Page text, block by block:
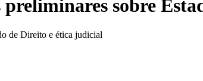
sobre
de Direito e ética judicial